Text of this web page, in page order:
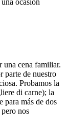
una cena familiar.
parte de nuestro
Probamos la
di carne); la
para más de dos
nos